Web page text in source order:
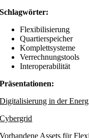
Schlagwörter:
Flexibilisierung
Quartierspeicher
Komplettsysteme
Verrechnungstools
Interoperabilität
Präsentationen:
Digitalisierung in der
Cybergrid
Vorhandene Assets für